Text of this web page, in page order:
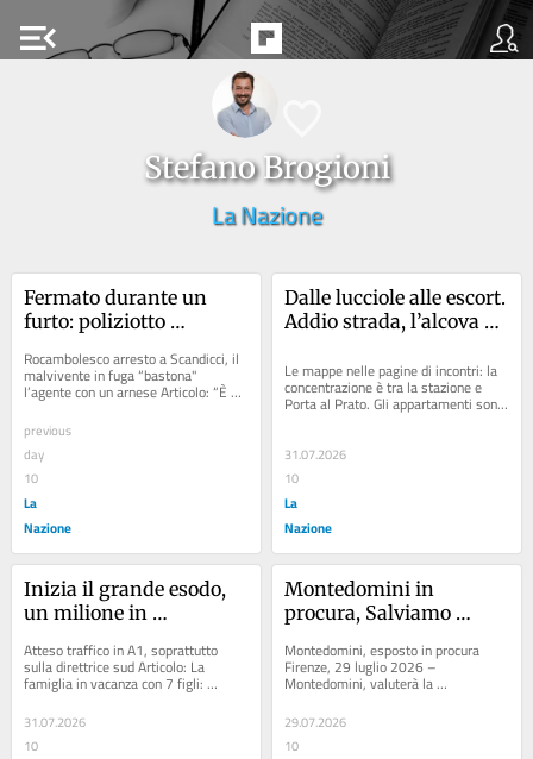
menu_open
Stefano Brogioni
La Nazione
Fermato durante un
furto: poliziotto
torna subito libero
Rocambolesco arresto a Scandicci, il
malvivente in fuga “bastona"
l’agente con un arnese Articolo: “È
già tornato”. San Vincenzo,...
previous
day
10
La
Nazione
Dalle lucciole alle escort.
Addio strada, l’alcova è
“mordi e fuggi”
Le mappe nelle pagine di incontri: la
concentrazione è tra la stazione e
Porta al Prato. Gli appartamenti sono
case vacanze affittati per pochi...
31.07.2026
10
La
Nazione
Inizia il grande esodo,
un milione in
e telecamere per il
sabato da bollino rosso
Atteso traffico in A1, soprattutto
sulla direttrice sud Articolo: La
famiglia in vacanza con 7 figli:
“Pianificazione attenta e rete tra
genitori...
31.07.2026
10
Montedomini in
procura, Salviamo
“Ombre anche su altri
affitti”
Montedomini, esposto in procura
Firenze, 29 luglio 2026 – ​​​​​​
Montedomini, valuterà la
magistratura. ’Salviamo Firenze’
rincara...
29.07.2026
10